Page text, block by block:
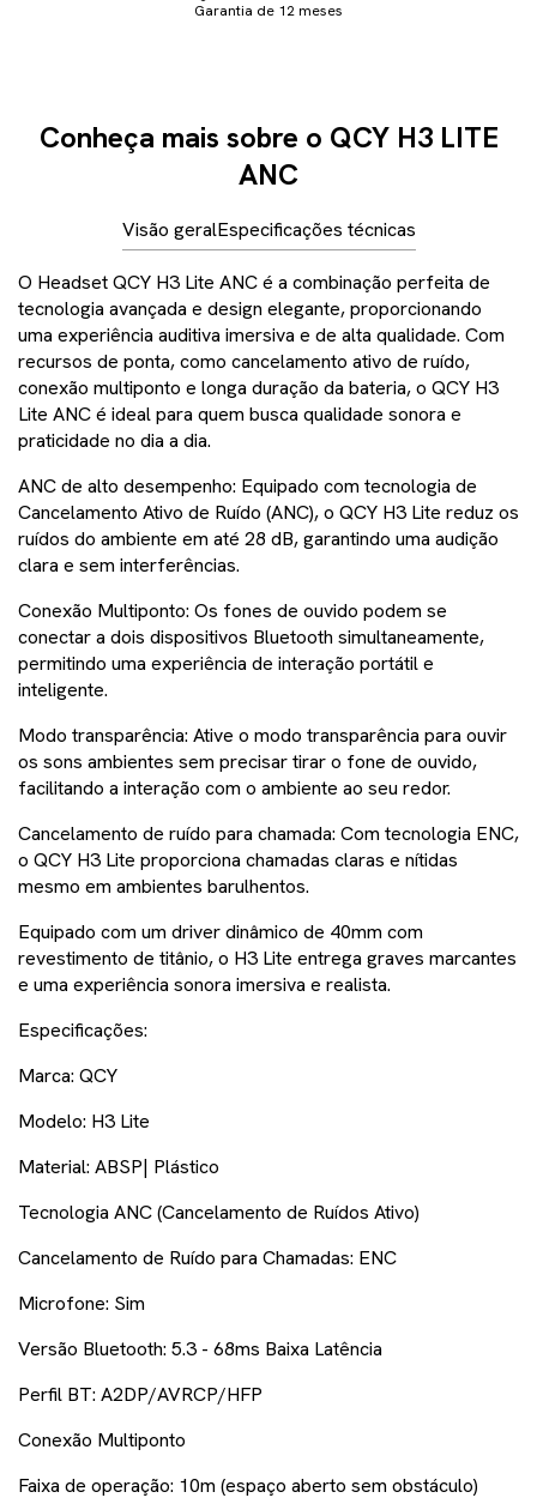
Garantia de 12 meses
Conheça mais sobre o QCY H3 LITE
ANC
Visão geralEspecificações técnicas
O Headset QCY H3 Lite ANC é a combinação perfeita de
tecnologia avançada e design elegante,proporcionando
uma experiência auditiva imersiva e de alta qualidade. Com
recursos de ponta,como cancelamento ativo de ruído,
conexão multiponto e longa duração da bateria, o QCY H3
Lite ANC é ideal para quem busca qualidade sonora e
praticidade no dia a dia.
ANCde alto desempenho: Equipado com tecnologia de
Cancelamento Ativo de Ruído (ANC), o QCY H3 Lite reduz os
ruídos do ambiente em até 28 dB, garantindo uma audição
clara e sem interferências.
Conexão Multiponto: Os fones de ouvido podem se
conectar a dois dispositivos Bluetooth simultaneamente,
permitindo uma experiência de interação portátil e
inteligente.
Modo transparência: Ative o modo transparência para ouvir
os sons ambientes sem precisar tirar o fone de ouvido,
facilitando a interação com o ambiente ao seu redor.
Cancelamento de ruído para chamada: Com tecnologia ENC,
o QCY H3 Lite proporciona chamadas claras e nítidas
mesmo em ambientes barulhentos.
Equipado com um driver dinâmico de 40mm com
revestimento de titânio, o H3 Lite entrega graves marcantes
e uma experiência sonora imersiva e realista.
Especificações:
Marca: QCY
Modelo: H3 Lite
Material: ABSP| Plástico
Tecnologia ANC (Cancelamento de Ruídos Ativo)
Cancelamento de Ruído para Chamadas: ENC
Microfone: Sim
Versão Bluetooth: 5.3 - 68ms Baixa Latência
Perfil BT: A2DP/AVRCP/HFP
Conexão Multiponto
Faixa de operação: 10m (espaço aberto sem obstáculo)